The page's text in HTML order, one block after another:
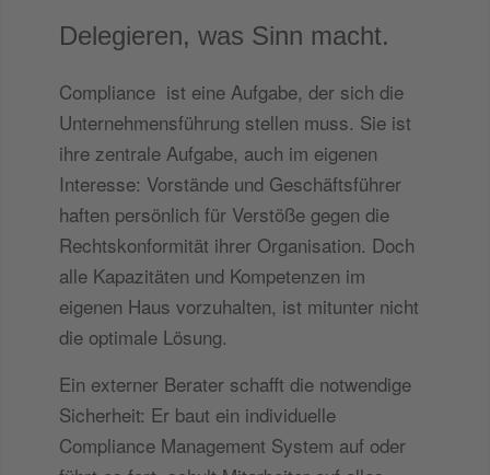
Delegieren, was Sinn macht.
Compliance ist eine Aufgabe, der sich die
Unternehmensführung stellen muss. Sie ist
ihre zentrale Aufgabe, auch im eigenen
Interesse: Vorstände und Geschäftsführer
haften persönlich für Verstöße gegen die
Rechtskonformität ihrer Organisation. Doch
alle Kapazitäten und Kompetenzen im
eigenen Haus vorzuhalten, ist mitunter nicht
die optimale Lösung.
Ein externer Berater schafft die notwendige
Sicherheit: Er baut ein individuelle
Compliance Management System auf oder